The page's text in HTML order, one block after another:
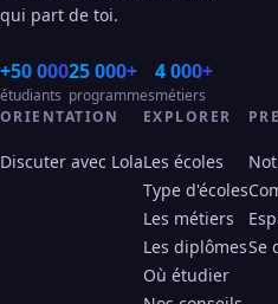
qui part de toi.
+50 000
étudiants
25 000+
programmes
4 000+
métiers
ORIENTATION
Discuter avec Lola
EXPLORER
Les écoles
Type d'écoles
Les métiers
Les diplômes
Où étudier
Se